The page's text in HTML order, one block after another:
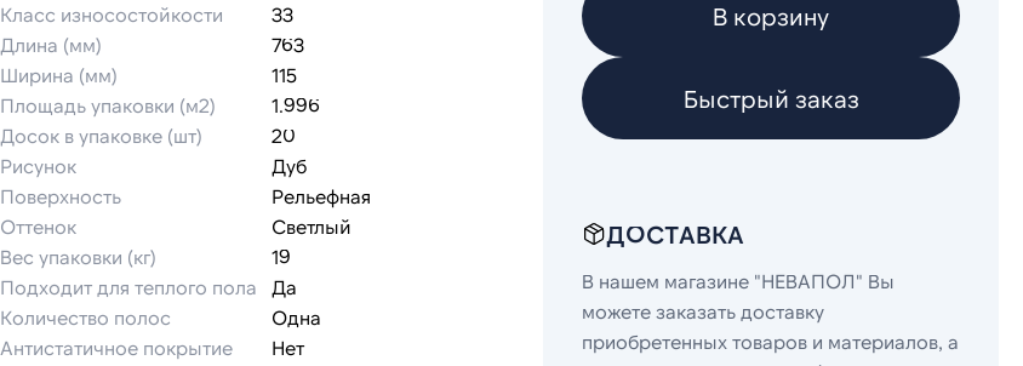
Класс износостойкости
33
Длина (мм)
763
Ширина (мм)
115
Площадь упаковки (м2)
1.996
Досок в упаковке (шт)
20
Рисунок
Дуб
Поверхность
Рельефная
Оттенок
Светлый
Вес упаковки (кг)
19
Подходит для теплого пола
Да
Количество полос
Одна
Антистатичное покрытие
Нет
В корзину
Быстрый заказ
ДОСТАВКА
В нашем магазине "НЕВАПОЛ" Вы
можете заказать доставку
приобретенных товаров и материалов, а